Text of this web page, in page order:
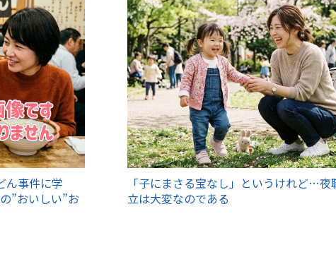
ん事件に学
”おいしい”お
「子にまさる宝なし」というけれど…夜
立は大変なのである